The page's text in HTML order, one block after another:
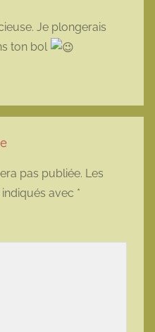
Je plongerais
ton bol
pas publiée. Les
avec *